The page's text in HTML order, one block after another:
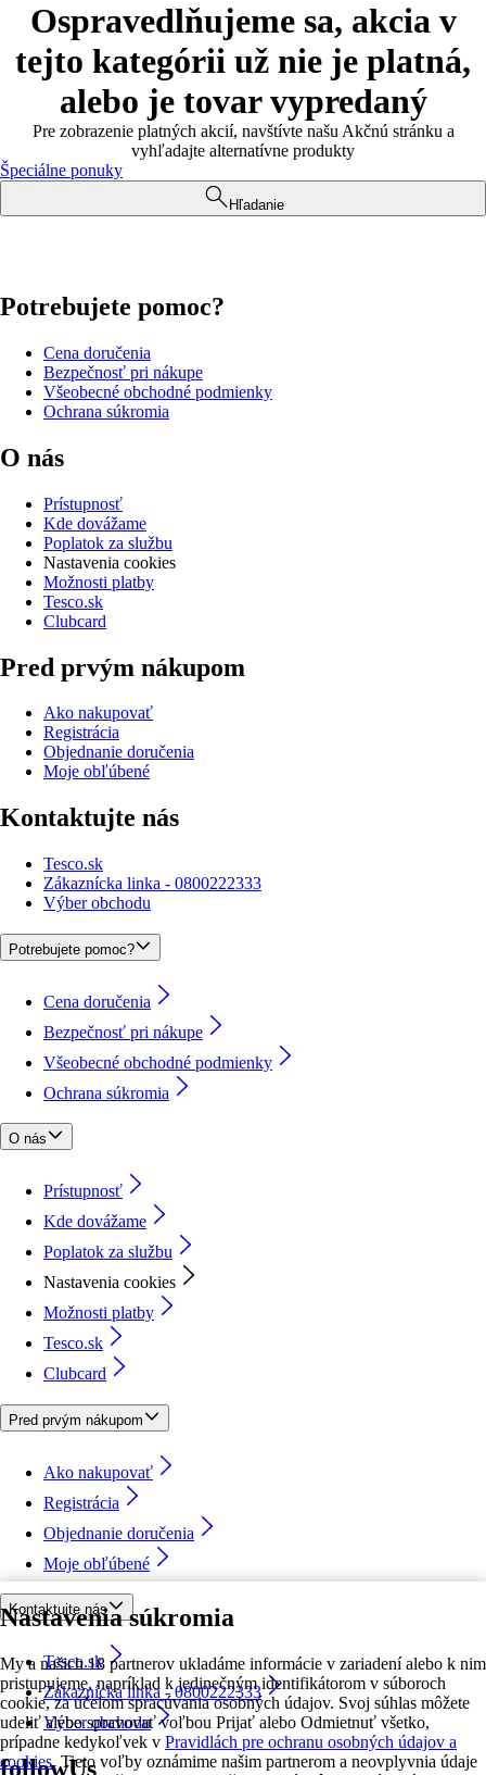
Nastavenia súkromia
My a našich 18 partnerov ukladáme informácie v zariadení alebo k nim
pristupujeme, napríklad k jedinečným identifikátorom v súboroch
cookie, za účelom spracúvania osobných údajov. Svoj súhlas môžete
udeliť alebo spravovať voľbou Prijať alebo Odmietnuť všetko,
prípadne kedykoľvek v Pravidlách pre ochranu osobných údajov a
cookies. Tieto voľby oznámime našim partnerom a neovplyvnia údaje
Ospravedlňujeme sa, akcia v
tejto kategórii už nie je platná,
alebo je tovar vypredaný
Pre zobrazenie platných akcií, navštívte našu Akčnú stránku a
vyhľadajte alternatívne produkty
Špeciálne ponuky
Hľadanie
Potrebujete pomoc?
Cena doručenia
Bezpečnosť pri nákupe
Všeobecné obchodné podmienky
Ochrana súkromia
O nás
Prístupnosť
Kde dovážame
Poplatok za službu
Nastavenia cookies
Možnosti platby
Tesco.sk
Clubcard
Pred prvým nákupom
Ako nakupovať
Registrácia
Objednanie doručenia
Moje obľúbené
Kontaktujte nás
Tesco.sk
Zákaznícka linka - 0800222333
Výber obchodu
Potrebujete pomoc?
Cena doručenia
Bezpečnosť pri nákupe
Všeobecné obchodné podmienky
Ochrana súkromia
O nás
Prístupnosť
Kde dovážame
Poplatok za službu
Nastavenia cookies
Možnosti platby
Tesco.sk
Clubcard
Pred prvým nákupom
Ako nakupovať
Registrácia
Objednanie doručenia
Moje obľúbené
Kontaktujte nás
Tesco.sk
Zákaznícka linka - 0800222333
Výber obchodu
followUs